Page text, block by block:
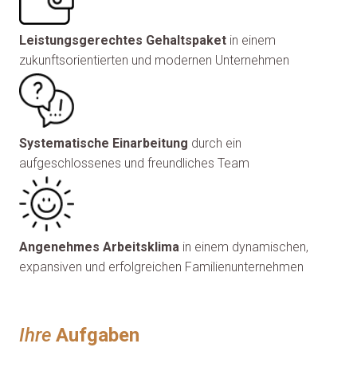
Leistungsgerechtes Gehaltspaket in einem
zukunftsorientierten und modernen Unternehmen
Systematische Einarbeitung durch ein
aufgeschlossenes und freundliches Team
Angenehmes Arbeitsklima in einem dynamischen,
expansiven und erfolgreichen Familienunternehmen
Ihre Aufgaben